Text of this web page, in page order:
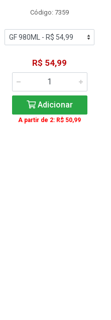
Código: 7359
R$ 54,99
Adicionar
A partir de 2: R$ 50,99